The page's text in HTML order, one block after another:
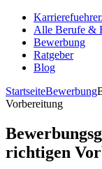
Alle Berufe &
Bewerbung
Ratgeber
Blog
StartseiteBewerbung
Vorbereitung
richtigen